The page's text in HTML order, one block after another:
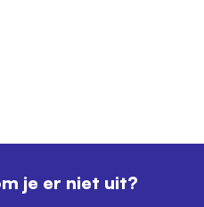
je er niet uit?